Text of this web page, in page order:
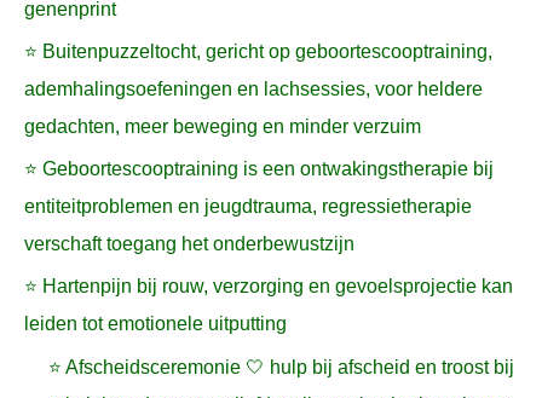
genenprint
⭐ Buitenpuzzeltocht, gericht op geboortescooptraining,
ademhalingsoefeningen en lachsessies, voor heldere
gedachten, meer beweging en minder verzuim
⭐ Geboortescooptraining is een ontwakingstherapie bij
entiteitproblemen en jeugdtrauma, regressietherapie
verschaft toegang het onderbewustzijn
⭐ Hartenpijn bij rouw, verzorging en gevoelsprojectie kan
leiden tot emotionele uitputting
⭐ Afscheidsceremonie 🤍 hulp bij afscheid en troost bij